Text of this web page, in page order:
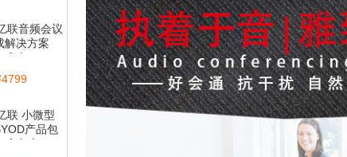
联音频会议
解决方案
全向...
4799
联 小微型
产品包
全向麦...